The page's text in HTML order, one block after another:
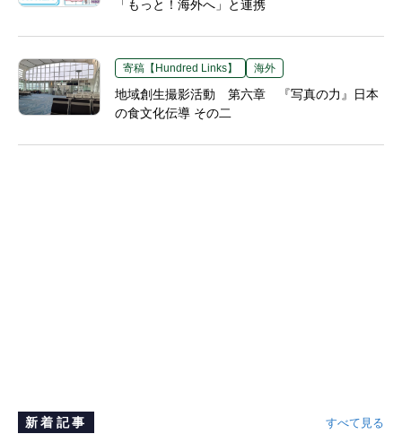
「もっと！海外へ」と連携
寄稿【Hundred Links】 海外
地域創生撮影活動 第六章 『写真の力』日本
の食文化伝導 その二
新着記事 すべて見る